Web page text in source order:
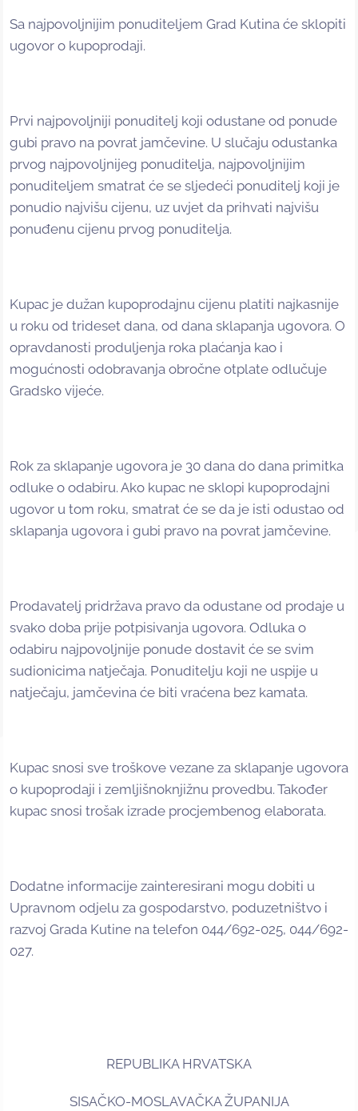
Sa najpovoljnijim ponuditeljem Grad Kutina će sklopiti
ugovor o kupoprodaji.
Prvi najpovoljniji ponuditelj koji odustane od ponude
gubi pravo na povrat jamčevine. U slučaju odustanka
prvog najpovoljnijeg ponuditelja, najpovoljnijim
ponuditeljem smatrat će se sljedeći ponuditelj koji je
ponudio najvišu cijenu, uz uvjet da prihvati najvišu
ponuđenu cijenu prvog ponuditelja.
Kupac je dužan kupoprodajnu cijenu platiti najkasnije
u roku od trideset dana, od dana sklapanja ugovora. O
opravdanosti produljenja roka plaćanja kao i
mogućnosti odobravanja obročne otplate odlučuje
Gradsko vijeće.
Rok za sklapanje ugovora je 30 dana do dana primitka
odluke o odabiru. Ako kupac ne sklopi kupoprodajni
ugovor u tom roku, smatrat će se da je isti odustao od
sklapanja ugovora i gubi pravo na povrat jamčevine.
Prodavatelj pridržava pravo da odustane od prodaje u
svako doba prije potpisivanja ugovora. Odluka o
odabiru najpovoljnije ponude dostavit će se svim
sudionicima natječaja. Ponuditelju koji ne uspije u
natječaju, jamčevina će biti vraćena bez kamata.
Kupac snosi sve troškove vezane za sklapanje ugovora
o kupoprodaji i zemljišnoknjižnu provedbu. Također
kupac snosi trošak izrade procjembenog elaborata.
Dodatne informacije zainteresirani mogu dobiti u
Upravnom odjelu za gospodarstvo, poduzetništvo i
razvoj Grada Kutine na telefon 044/692-025, 044/692-
027.
REPUBLIKA HRVATSKA
SISAČKO-MOSLAVAČKA ŽUPANIJA